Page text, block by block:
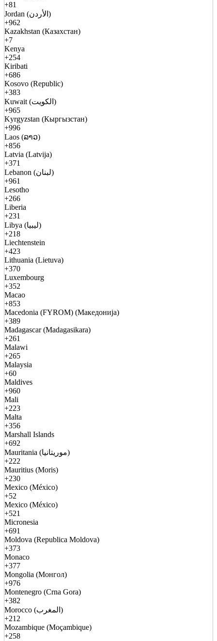
+81
Jordan (الأردن)
+962
Kazakhstan (Казахстан)
+7
Kenya
+254
Kiribati
+686
Kosovo (Republic)
+383
Kuwait (الكويت)
+965
Kyrgyzstan (Кыргызстан)
+996
Laos (ລາວ)
+856
Latvia (Latvija)
+371
Lebanon (لبنان)
+961
Lesotho
+266
Liberia
+231
Libya (ليبيا)
+218
Liechtenstein
+423
Lithuania (Lietuva)
+370
Luxembourg
+352
Macao
+853
Macedonia (FYROM) (Македонија)
+389
Madagascar (Madagasikara)
+261
Malawi
+265
Malaysia
+60
Maldives
+960
Mali
+223
Malta
+356
Marshall Islands
+692
Mauritania (موريتانيا)
+222
Mauritius (Moris)
+230
Mexico (México)
+52
Mexico (México)
+521
Micronesia
+691
Moldova (Republica Moldova)
+373
Monaco
+377
Mongolia (Монгол)
+976
Montenegro (Crna Gora)
+382
Morocco (المغرب)
+212
Mozambique (Moçambique)
+258